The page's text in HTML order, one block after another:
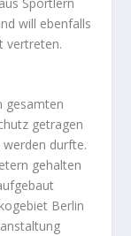
will ebenfalls
vertreten.
gesamten
getragen
durfte.
gehalten
Berlin